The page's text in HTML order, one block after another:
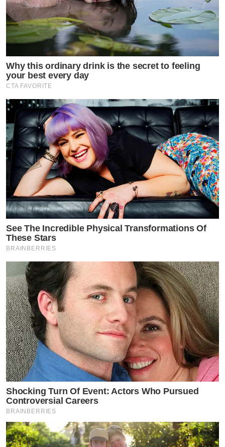
Why this ordinary drink is the secret to feeling
your best every day
CTA FAVORITE
See The Incredible Physical Transformations Of
These Stars
BRAINBERRIES
Shocking Turn Of Event: Actors Who Pursued
Controversial Careers
BRAINBERRIES